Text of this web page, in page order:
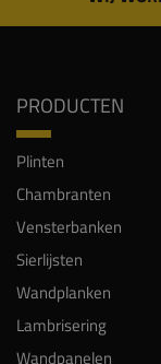
PRODUCTEN
Chambranten
Vensterbanken
Wandpanelen
Aanbiedingen